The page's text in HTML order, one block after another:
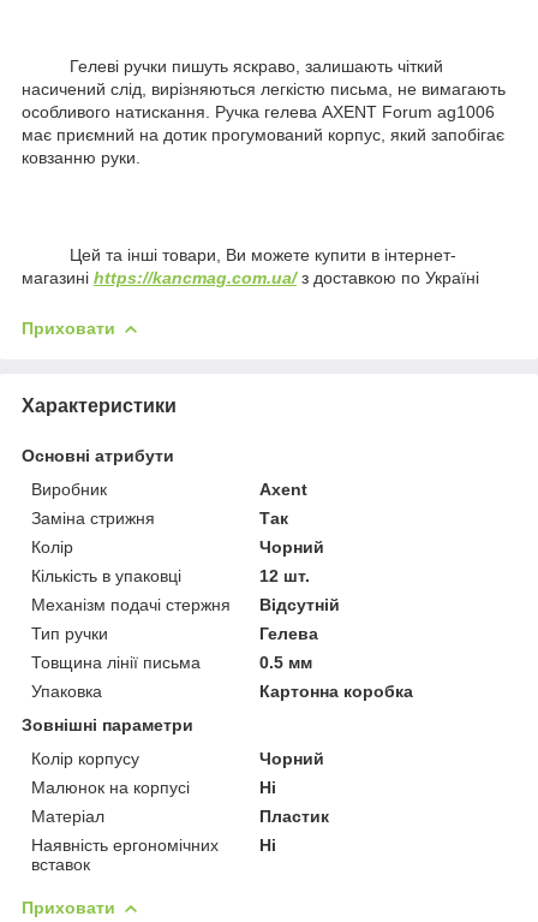
Гелеві ручки пишуть яскраво, залишають чіткий
насичений слід, вирізняються легкістю письма, не вимагають
особливого натискання. Ручка гелева AXENT Forum ag1006
має приємний на дотик прогумований корпус, який запобігає
ковзанню руки.
Цей та інші товари, Ви можете купити в інтернет-
магазині https://kancmag.com.ua/з доставкою по Україні
Приховати
Характеристики
Основні атрибути
Виробник
Axent
Заміна стрижня
Так
Колір
Чорний
Кількість в упаковці
12 шт.
Механізм подачі стержня
Відсутній
Тип ручки
Гелева
Товщина лінії письма
0.5 мм
Упаковка
Картонна коробка
Зовнішні параметри
Колір корпусу
Чорний
Малюнок на корпусі
Ні
Матеріал
Пластик
Наявність ергономічних
вставок
Ні
Приховати